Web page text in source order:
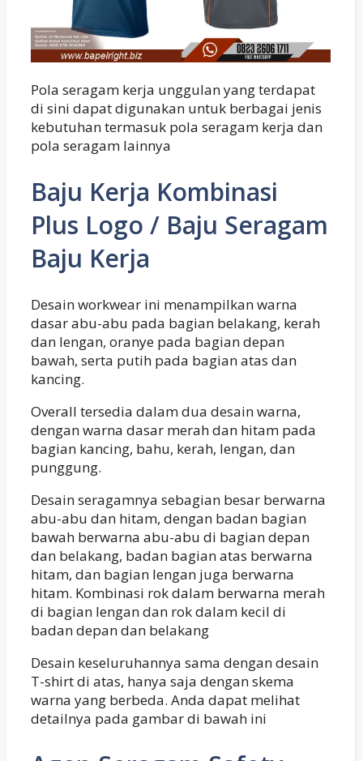
Pola seragam kerja unggulan yang terdapat
di sini dapat digunakan untuk berbagai jenis
kebutuhan termasuk pola seragam kerja dan
pola seragam lainnya
Baju Kerja Kombinasi
Plus Logo / Baju Seragam
Baju Kerja
Desain workwear ini menampilkan warna
dasar abu-abu pada bagian belakang, kerah
dan lengan, oranye pada bagian depan
bawah, serta putih pada bagian atas dan
kancing.
Overall tersedia dalam dua desain warna,
dengan warna dasar merah dan hitam pada
bagian kancing, bahu, kerah, lengan, dan
punggung.
Desain seragamnya sebagian besar berwarna
abu-abu dan hitam, dengan badan bagian
bawah berwarna abu-abu di bagian depan
dan belakang, badan bagian atas berwarna
hitam, dan bagian lengan juga berwarna
hitam. Kombinasi rok dalam berwarna merah
di bagian lengan dan rok dalam kecil di
badan depan dan belakang
Desain keseluruhannya sama dengan desain
T-shirt di atas, hanya saja dengan skema
warna yang berbeda. Anda dapat melihat
detailnya pada gambar di bawah ini